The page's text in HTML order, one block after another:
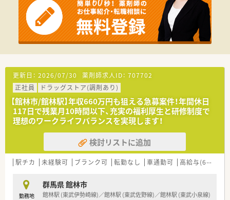
【想定される業務内容】
■保険調剤業務全般として、処方箋に基づく調剤、監査、そして
患者様に寄り添った服薬指導をお願いします。
■施設在宅にも取り組んでいるため、外来の調剤業務に加えて在
宅医療の専門スキルも磨くことができます。
■対物業務の効率化と対人業務への注力を目的として、最新の調
更新日： 2026/07/30 薬剤師求人ID： 707702
正社員
ドラッグストア(調剤あり)
【館林市/館林駅】年収660万円も狙える急募案件！年間休日
117日で残業月10時間以下、充実の福利厚生と研修制度で
理想のワークライフバランスを実現します！
検討リストに追加
駅チカ 未経験可 ブランク可 転勤なし 車通勤可 高給与(600万円以上)
勤務地
群馬県 館林市
館林駅 (東武伊勢崎線)／館林駅 (東武佐野線)／館林駅 (東武小泉線)